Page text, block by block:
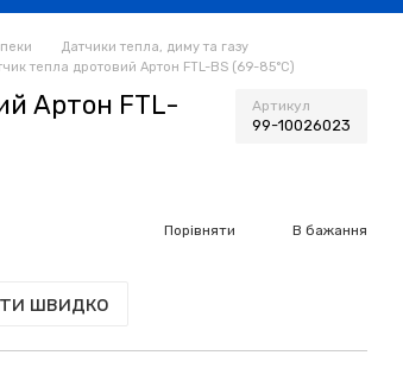
Датчики тепла, диму та газу
тепла дротовий Артон FTL-BS (69-85°C)
Артон FTL-
Артикул
99-10026023
Порівняти В бажання
швидко